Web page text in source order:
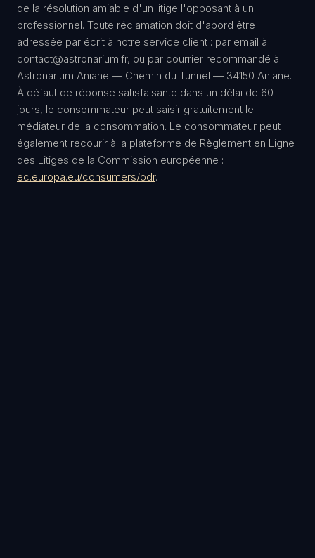
de la résolution amiable d'un litige l'opposant à un
professionnel. Toute réclamation doit d'abord être
adressée par écrit à notre service client : par email à
contact@astronarium.fr, ou par courrier recommandé à
Astronarium Aniane — Chemin du Tunnel — 34150 Aniane.
À défaut de réponse satisfaisante dans un délai de 60
jours, le consommateur peut saisir gratuitement le
médiateur de la consommation. Le consommateur peut
également recourir à la plateforme de Règlement en Ligne
des Litiges de la Commission européenne :
ec.europa.eu/consumers/odr.